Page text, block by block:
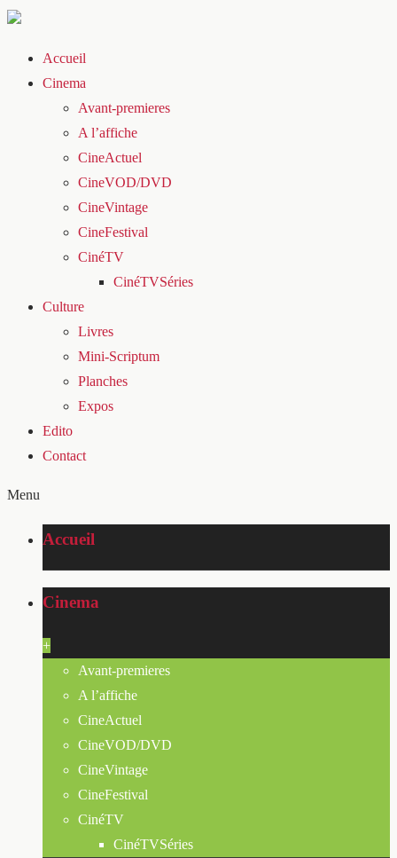
Accueil
Cinema
Avant-premieres
A l’affiche
CineActuel
CineVOD/DVD
CineVintage
CineFestival
CinéTV
CinéTVSéries
Culture
Livres
Mini-Scriptum
Planches
Expos
Edito
Contact
Menu
Accueil
Cinema
+
Avant-premieres
A l’affiche
CineActuel
CineVOD/DVD
CineVintage
CineFestival
CinéTV
CinéTVSéries